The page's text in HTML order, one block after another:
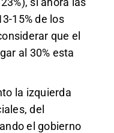
15% de los
que el
al 30% esta
la izquierda
del
el gobierno